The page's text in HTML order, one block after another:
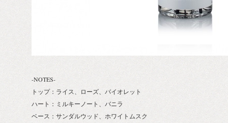
-NOTES-
トップ：ライス、ローズ、バイオレット
ハート：ミルキーノート、バニラ
ベース：サンダルウッド、ホワイトムスク